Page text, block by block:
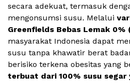
secara adekuat, termasuk
mengonsumsi susu. Melalui
Greenfields Bebas Lemak 0%
masyarakat Indonesia dapat
susu tanpa khawatir berat
berisiko terkena obesitas yang
terbuat dari 100% susu segar